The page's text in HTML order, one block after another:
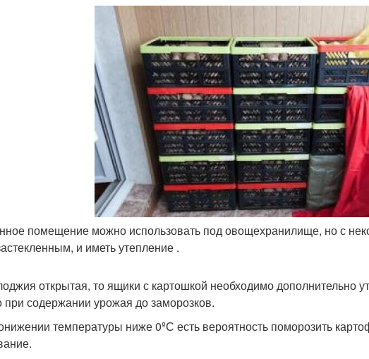
помещение можно использовать под овощехранилище, но с
и иметь утепление .
открытая, то ящики с картошкой необходимо дополнительно
при содержании урожая до заморозков.
температуры ниже 0ºС есть вероятность поморозить